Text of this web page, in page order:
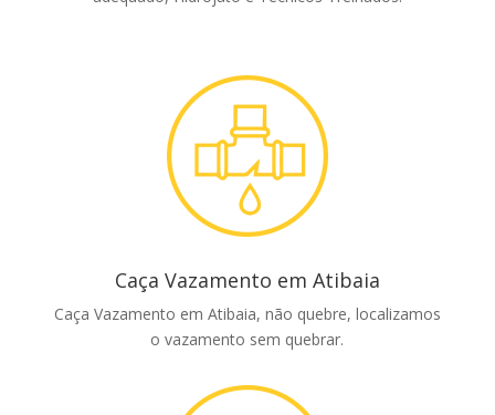
Caça Vazamento em Atibaia
Caça Vazamento em Atibaia, não quebre, localizamos
o vazamento sem quebrar.